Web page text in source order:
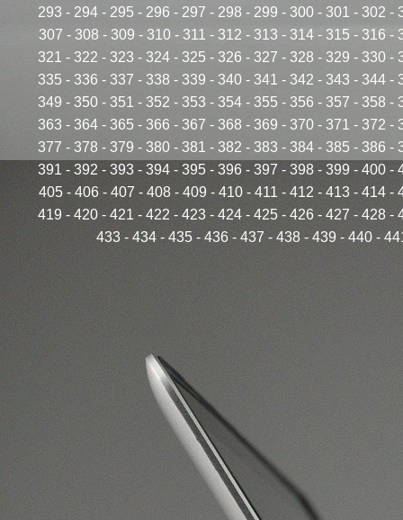
293 - 294 - 295 - 296 - 297 - 298 - 299 - 300 - 301 - 302 -
307 - 308 - 309 - 310- 311 - 312 - 313 - 314- 315 - 316 -
321 - 322 - 323 - 324 - 325 - 326 - 327 - 328 - 329 - 330 -
335 - 336 - 337 - 338 - 339 - 340 - 341 - 342 - 343 - 344 -
349 - 350 - 351 - 352 - 353 - 354 - 355 - 356 - 357 - 358 -
363 - 364 - 365 - 366 - 367 - 368 - 369 - 370 - 371 - 372 -
377 - 378 - 379 - 380 - 381 - 382 - 383 - 384 - 385 - 386 -
391 - 392 - 393 - 394 - 395 - 396 - 397 - 398 - 399 - 400 -
405- 406- 407 - 408- 409 - 410- 411 - 412 - 413- 414-
419 - 420 - 421 - 422 - 423 - 424 - 425 - 426 - 427 - 428 -
433- 434- 435- 436- 437 - 438- 439- 440-